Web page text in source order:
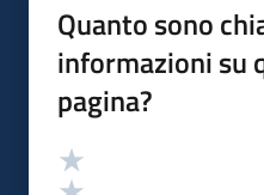
Quanto sono
informazioni su
pagina?
Valutazione